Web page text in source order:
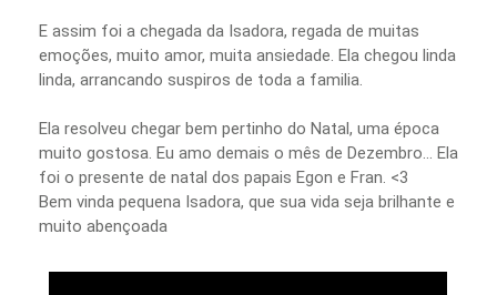
E assim foi a chegada da Isadora, regada de muitas
emoções, muito amor, muita ansiedade. Ela chegou linda
linda, arrancando suspiros de toda a familia.
Ela resolveu chegar bem pertinho do Natal, uma época
muito gostosa. Eu amo demais o mês de Dezembro... Ela
foi o presente de natal dos papais Egon e Fran. <3
Bem vinda pequena Isadora, que sua vida seja brilhante e
muito abençoada